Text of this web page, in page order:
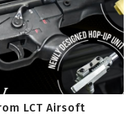
LCT Airsoft